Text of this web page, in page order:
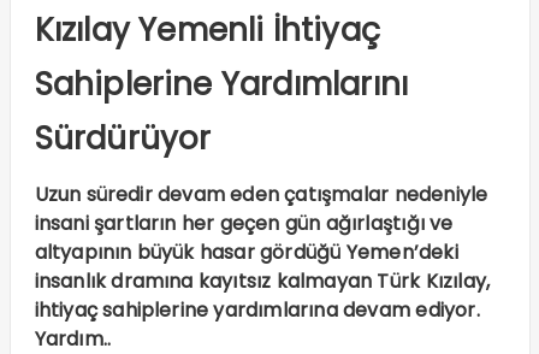
Kızılay Yemenli İhtiyaç
Sahiplerine Yardımlarını
Sürdürüyor
Uzun süredir devam eden çatışmalar nedeniyle
insani şartların her geçen gün ağırlaştığı ve
altyapının büyük hasar gördüğü Yemen’deki
insanlık dramına kayıtsız kalmayan Türk Kızılay,
ihtiyaç sahiplerine yardımlarına devam ediyor.
Yardım..